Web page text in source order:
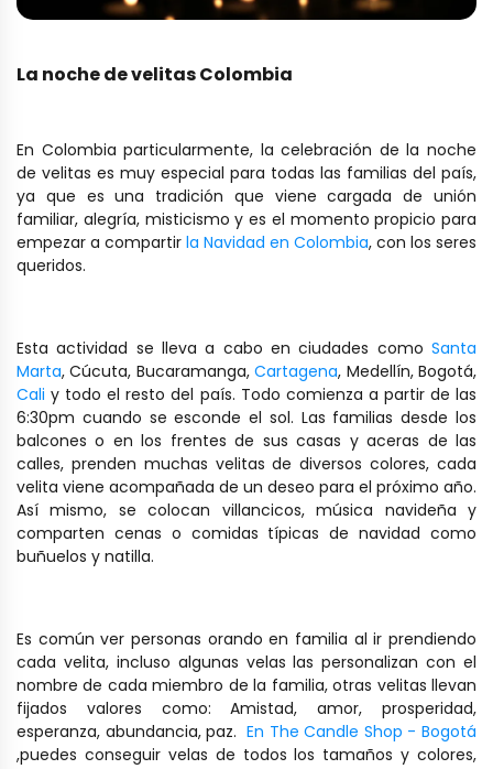
La noche de velitas Colombia
En Colombia particularmente, la celebración de la noche
de velitas es muy especial para todas las familias del país,
ya que es una tradición que viene cargada de unión
familiar, alegría, misticismo y es el momento propicio para
empezar a compartir la Navidad en Colombia, con los seres
queridos.
Esta actividad se lleva a cabo en ciudades como Santa
Marta, Cúcuta, Bucaramanga,Cartagena, Medellín, Bogotá,
Cali y todo el resto del país. Todo comienza a partir de las
6:30pm cuando se esconde el sol. Las familias desde los
balcones o en los frentes de sus casas y aceras de las
calles, prenden muchas velitas de diversos colores, cada
velita viene acompañada de un deseo para el próximo año.
Así mismo, se colocan villancicos, música navideña y
comparten cenas o comidas típicas de navidad como
buñuelos y natilla.
Es común ver personas orando en familia al ir prendiendo
cada velita, incluso algunas velas las personalizan con el
nombre de cada miembro de la familia, otras velitas llevan
fijados valores como: Amistad, amor, prosperidad,
esperanza, abundancia, paz. En The Candle Shop - Bogotá
,puedes conseguir velas de todos los tamaños y colores,